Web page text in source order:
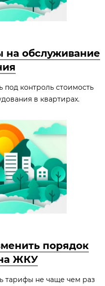
на обслуживание
под контроль стоимость
в квартирах.
порядок
ЖКУ
тарифы не чаще чем раз